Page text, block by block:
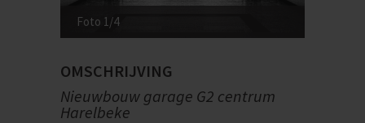
Foto 1/4
OMSCHRIJVING
Nieuwbouw garage G2 centrum
Harelbeke